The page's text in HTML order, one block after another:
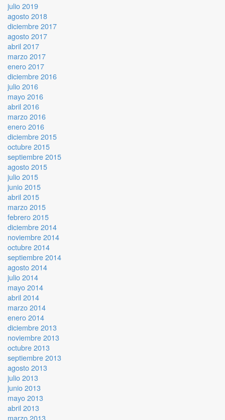
julio 2019
agosto 2018
diciembre 2017
agosto 2017
abril 2017
marzo 2017
enero 2017
diciembre 2016
julio 2016
mayo 2016
abril 2016
marzo 2016
enero 2016
diciembre 2015
octubre 2015
septiembre 2015
agosto 2015
julio 2015
junio 2015
abril 2015
marzo 2015
febrero 2015
diciembre 2014
noviembre 2014
octubre 2014
septiembre 2014
agosto 2014
julio 2014
mayo 2014
abril 2014
marzo 2014
enero 2014
diciembre 2013
noviembre 2013
octubre 2013
septiembre 2013
agosto 2013
julio 2013
junio 2013
mayo 2013
abril 2013